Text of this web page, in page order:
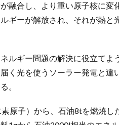
融合し、より重い原子核に変
ギーが解放され、それが熱と
ルギー問題の解決に役立てよ
く光を使うソーラー発電と違
。
原子）から、石油8tを燃焼し